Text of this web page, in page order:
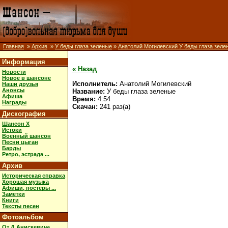
Главная » Архив » У беды глаза зеленые » Анатолий Могилевский У беды глаза
Информация
Новости
Новое в шансоне
Наши друзья
Анонсы
Афиша
Награды
Дискография
Шансон X
Истоки
Военный шансон
Песни цыган
Барды
Ретро, эстрада ...
Архив
Историческая справка
Хорошая музыка
Афиши, постеры ...
Заметки
Книги
Тексты песен
Фотоальбом
« Назад
Исполнитель: Анатолий Могилевский
Название: У беды глаза зеленые
Время: 4:54
Скачан: 241 раз(а)